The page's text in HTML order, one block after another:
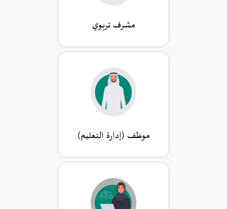
مشرف تربوي
موظف (إدارة التعليم)